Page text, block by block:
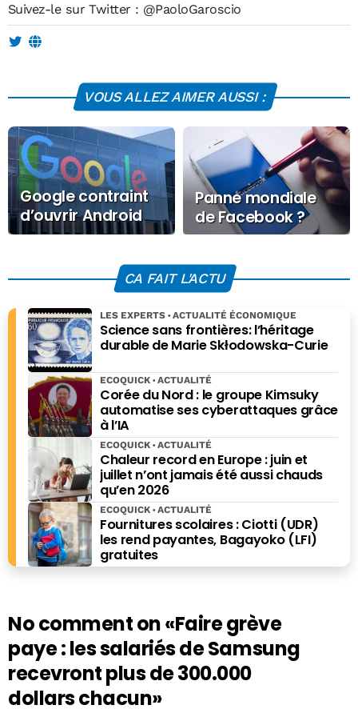
Suivez-le sur Twitter : @PaoloGaroscio
VOUS ALLEZ AIMER AUSSI :
Google contraint
d’ouvrir Android
aux IA
Panne mondiale
de Facebook ?
CA FAIT L'ACTU
Science sans frontières: l’héritage
durable de Marie Skłodowska-Curie
LES EXPERTS ACTUALITÉ ÉCONOMIQUE
Corée du Nord : le groupe Kimsuky
automatise ses cyberattaques grâce
à l’IA
ECOQUICK ACTUALITÉ
Chaleur record en Europe : juin et
juillet n’ont jamais été aussi chauds
qu’en 2026
ECOQUICK ACTUALITÉ
Fournitures scolaires : Ciotti (UDR)
les rend payantes, Bagayoko (LFI)
gratuites
ECOQUICK ACTUALITÉ
No comment on«Faire grève
paye : les salariés de Samsung
recevront plus de 300.000
dollars chacun»